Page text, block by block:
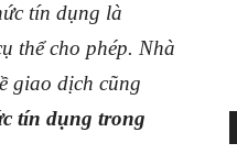
tín dụng là
thể cho phép. Nhà
giao dịch cũng
tín dụng trong